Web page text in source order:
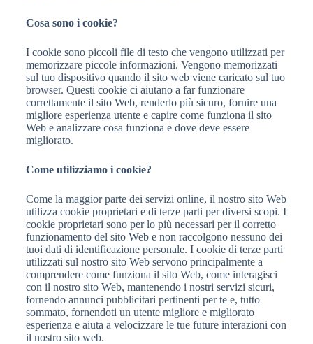
Cosa sono i cookie?
I cookie sono piccoli file di testo che vengono utilizzati per
memorizzare piccole informazioni. Vengono memorizzati
sul tuo dispositivo quando il sito web viene caricato sul tuo
browser. Questi cookie ci aiutano a far funzionare
correttamente il sito Web, renderlo più sicuro, fornire una
migliore esperienza utente e capire come funziona il sito
Web e analizzare cosa funziona e dove deve essere
migliorato.
Come utilizziamo i cookie?
Come la maggior parte dei servizi online, il nostro sito Web
utilizza cookie proprietari e di terze parti per diversi scopi. I
cookie proprietari sono per lo più necessari per il corretto
funzionamento del sito Web e non raccolgono nessuno dei
tuoi dati di identificazione personale. I cookie di terze parti
utilizzati sul nostro sito Web servono principalmente a
comprendere come funziona il sito Web, come interagisci
con il nostro sito Web, mantenendo i nostri servizi sicuri,
fornendo annunci pubblicitari pertinenti per te e, tutto
sommato, fornendoti un utente migliore e migliorato
esperienza e aiuta a velocizzare le tue future interazioni con
il nostro sito web.